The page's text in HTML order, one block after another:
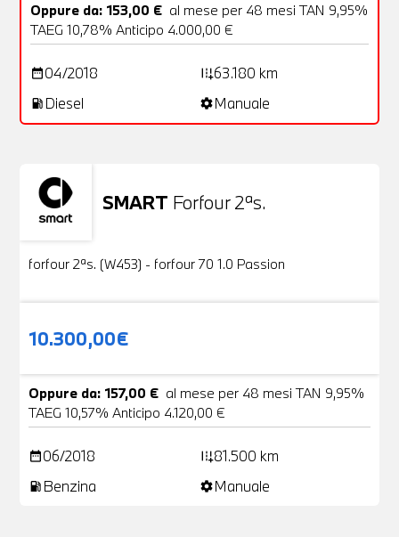
Oppure da: 153,00 € al mese per 48 mesi TAN 9,95%
TAEG 10,78% Anticipo 4.000,00 €
date_range04/2018 add_road63.180 km
local_gas_station Diesel settingsManuale
SMART Forfour 2ªs.
Usato
forfour 2ªs. (W453) - forfour 70 1.0 Passion
10.300,00€
Oppure da: 157,00 € al mese per 48 mesi TAN 9,95%
TAEG 10,57% Anticipo 4.120,00 €
date_range06/2018 add_road81.500 km
local_gas_station Benzina settingsManuale